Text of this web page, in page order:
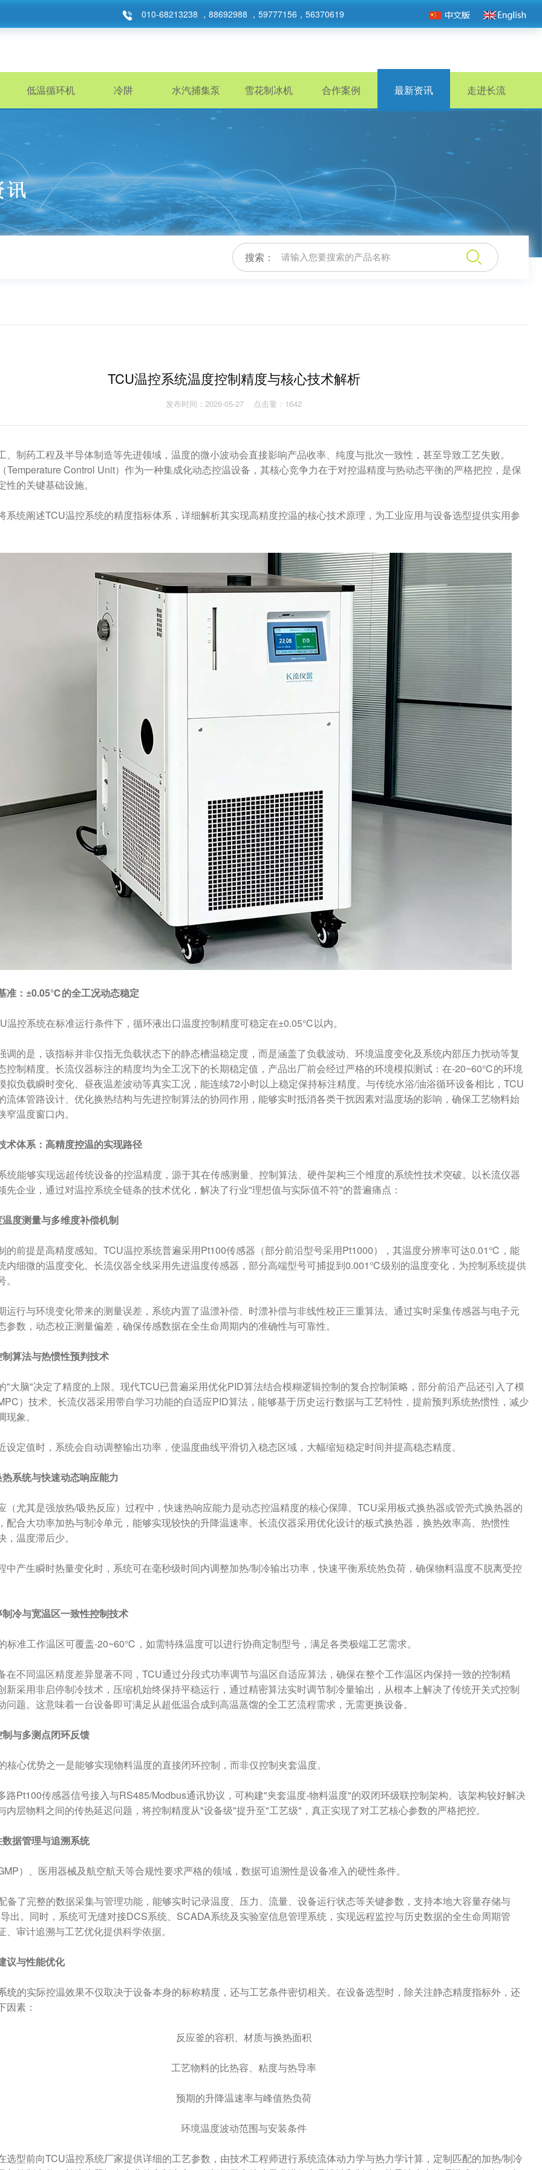
010-68213238 ，88692988 ，59777156，56370619
低温循环机 冷阱 水汽捕集泵 雪花制冰机 合作案例 最新资讯 走进长流
搜索：
TCU温控系统温度控制精度与核心技术解析
发布时间：2026-05-27 点击量：1642
、制药工程及半导体制造等先进领域，温度的微小波动会直接影响产品收率、纯度与批次一致性，甚至导致工艺失败。
Temperature Control Unit）作为一种集成化动态控温设备，其核心竞争力在于对控温精度与热动态平衡的严格把控，是保
的关键基础设施。
系统阐述TCU温控系统的精度指标体系，详细解析其实现高精度控温的核心技术原理，为工业应用与设备选型提供实用参
准：±0.05℃的全工况动态稳定
温控系统在标准运行条件下，循环液出口温度控制精度可稳定在±0.05℃以内。
调的是，该指标并非仅指无负载状态下的静态槽温稳定度，而是涵盖了负载波动、环境温度变化及系统内部压力扰动等复
控制精度。长流仪器标注的精度均为全工况下的长期稳定值，产品出厂前会经过严格的环境模拟测试：在-20~60℃的环境
拟负载瞬时变化、昼夜温差波动等真实工况，能连续72小时以上稳定保持标注精度。与传统水浴/油浴循环设备相比，TCU
流体管路设计、优化换热结构与先进控制算法的协同作用，能够实时抵消各类干扰因素对温度场的影响，确保工艺物料始
温度窗口内。
术体系：高精度控温的实现路径
统能够实现远超传统设备的控温精度，源于其在传感测量、控制算法、硬件架构三个维度的系统性技术突破。以长流仪器
先企业，通过对温控系统全链条的技术优化，解决了行业"理想值与实际值不符"的普遍痛点：
度测量与多维度补偿机制
的前提是高精度感知。TCU温控系统普遍采用Pt100传感器（部分前沿型号采用Pt1000），其温度分辨率可达0.01℃，能
内细微的温度变化。长流仪器全线采用先进温度传感器，部分高端型号可捕捉到0.001℃级别的温度变化，为控制系统提供
运行与环境变化带来的测量误差，系统内置了温漂补偿、时漂补偿与非线性校正三重算法。通过实时采集传感器与电子元
参数，动态校正测量偏差，确保传感数据在全生命周期内的准确性与可靠性。
算法与热惯性预判技术
"大脑"决定了精度的上限。现代TCU已普遍采用优化PID算法结合模糊逻辑控制的复合控制策略，部分前沿产品还引入了模
）技术。长流仪器采用带自学习功能的自适应PID算法，能够基于历史运行数据与工艺特性，提前预判系统热惯性，减少
象。
设定值时，系统会自动调整输出功率，使温度曲线平滑切入稳态区域，大幅缩短稳定时间并提高稳态精度。
系统与快速动态响应能力
（尤其是强放热/吸热反应）过程中，快速热响应能力是动态控温精度的核心保障。TCU采用板式换热器或管壳式换热器的
配合大功率加热与制冷单元，能够实现较快的升降温速率。长流仪器采用优化设计的板式换热器，换热效率高、热惯性
温度滞后少。
中产生瞬时热量变化时，系统可在毫秒级时间内调整加热/制冷输出功率，快速平衡系统热负荷，确保物料温度不脱离受控
冷与宽温区一致性控制技术
标准工作温区可覆盖-20~60℃，如需特殊温度可以进行协商定制型号，满足各类极端工艺需求。
在不同温区精度差异显著不同，TCU通过分段式功率调节与温区自适应算法，确保在整个工作温区内保持一致的控制精
新采用非启停制冷技术，压缩机始终保持平稳运行，通过精密算法实时调节制冷量输出，从根本上解决了传统开关式控制
问题。这意味着一台设备即可满足从超低温合成到高温蒸馏的全工艺流程需求，无需更换设备。
与多测点闭环反馈
核心优势之一是能够实现物料温度的直接闭环控制，而非仅控制夹套温度。
路Pt100传感器信号接入与RS485/Modbus通讯协议，可构建"夹套温度-物料温度"的双闭环级联控制架构。该架构较好解决
内层物料之间的传热延迟问题，将控制精度从"设备级"提升至"工艺级"，真正实现了对工艺核心参数的严格把控。
据管理与追溯系统
）、医用器械及航空航天等合规性要求严格的领域，数据可追溯性是设备准入的硬性条件。
备了完整的数据采集与管理功能，能够实时记录温度、压力、流量、设备运行状态等关键参数，支持本地大容量存储与
出。同时，系统可无缝对接DCS系统、SCADA系统及实验室信息管理系统，实现远程监控与历史数据的全生命周期管
、审计追溯与工艺优化提供科学依据。
议与性能优化
统的实际控温效果不仅取决于设备本身的标称精度，还与工艺条件密切相关。在设备选型时，除关注静态精度指标外，还
因素：
反应釜的容积、材质与换热面积
工艺物料的比热容、粘度与热导率
预期的升降温速率与峰值热负荷
环境温度波动范围与安装条件
选型前向TCU温控系统厂家提供详细的工艺参数，由技术工程师进行系统流体动力学与热力学计算，定制匹配的加热/制冷